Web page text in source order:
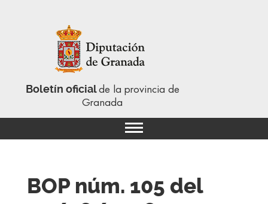
Boletín oficialde la provincia de
Granada
BOP núm. 105 del